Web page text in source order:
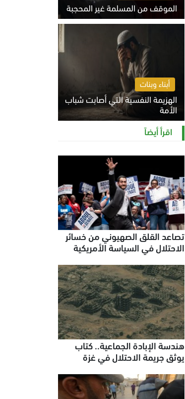
الموقف من المسلمة غير المحجبة
الخميس 6 أغسطس 2026 10:45 ص
أبناء وبنات
الهزيمة النفسية التي أصابت شباب
الأمة
الخميس 6 أغسطس 2026 11:12 ص
اقرأ أيضاً
تصاعد القلق الصهيوني من خسائر
الاحتلال في السياسة الأمريكية
هندسة الإبادة الجماعية.. كتاب
يوثق جريمة الاحتلال في غزة